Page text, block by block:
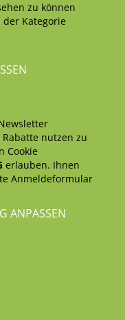
zu können
Kategorie
nutzen zu
Cookie
erlauben. Ihnen
Anmeldeformular
ANPASSEN